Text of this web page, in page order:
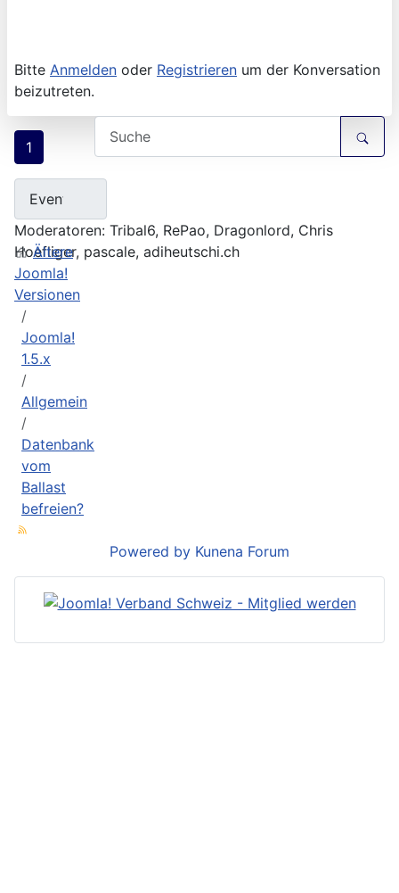
Bitte Anmelden oder Registrieren um der Konversation
beizutreten.
1
Moderatoren: Tribal6, RePao, Dragonlord, Chris
Hoefliger, pascale, adiheutschi.ch
Ältere
Joomla!
Versionen
Joomla!
1.5.x
Allgemein
Datenbank
vom
Ballast
befreien?
Powered by Kunena Forum